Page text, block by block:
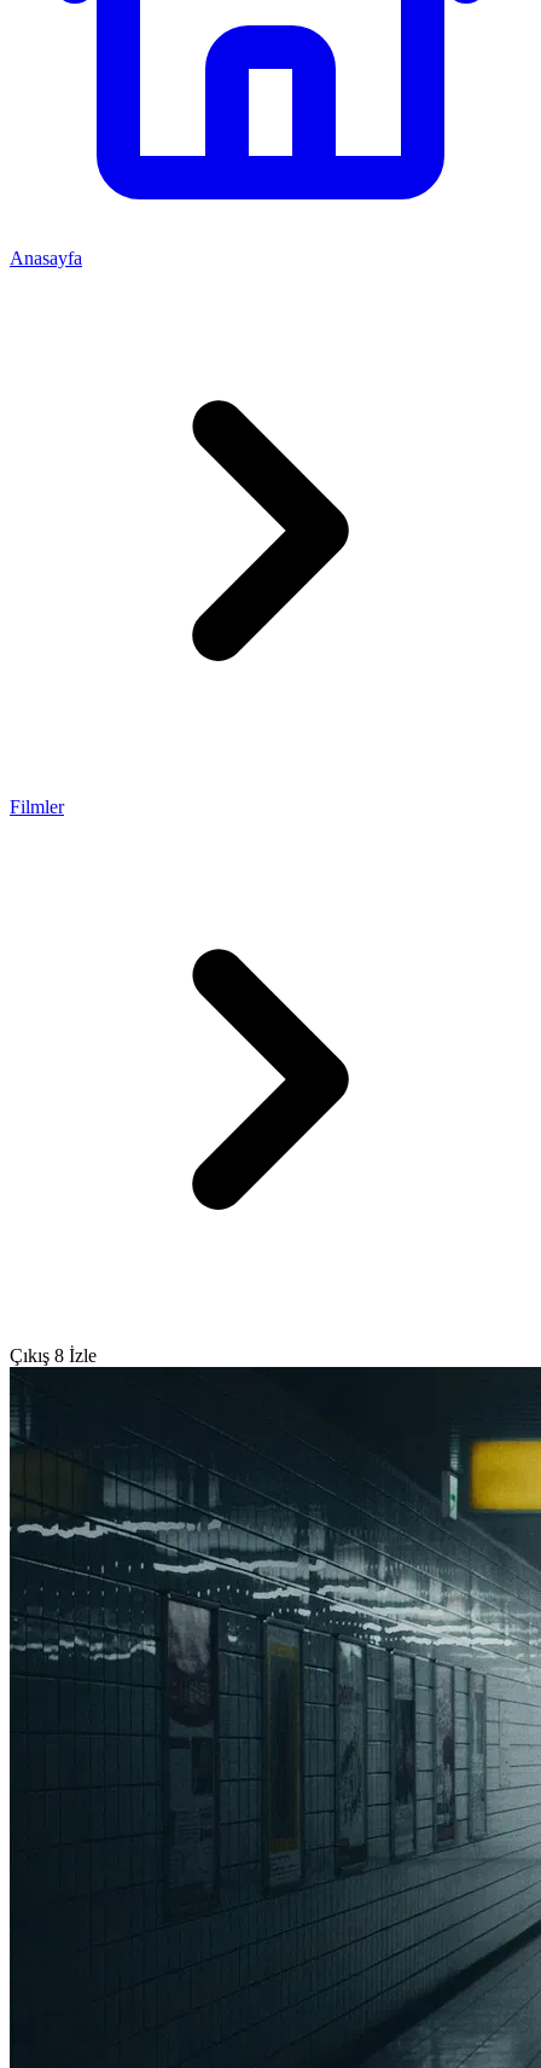
Anasayfa
Filmler
Çıkış 8 İzle